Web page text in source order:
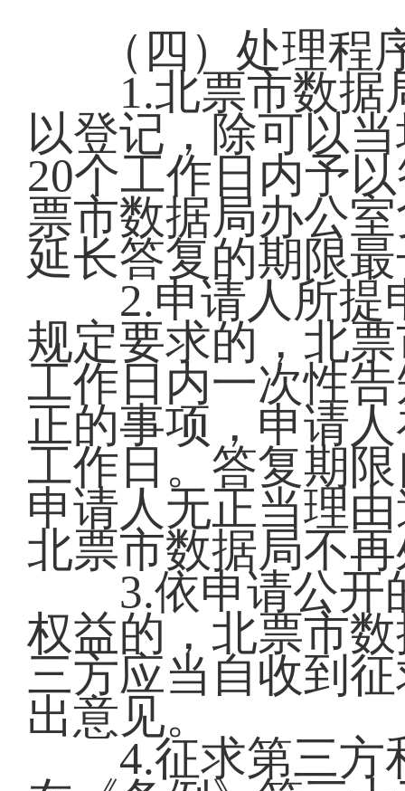
（四）处理
1.北票市数据
以登记，除可以
20个工作日内予
票市数据局办公
延长答复的期限
2.申请人所提
规定要求的，北
工作日内一次性
正的事项，申请
工作日。答复期
申请人无正当理
北票市数据局不
3.依申请公开
权益的，北票市
三方应当自收到
出意见。
4.征求第三方